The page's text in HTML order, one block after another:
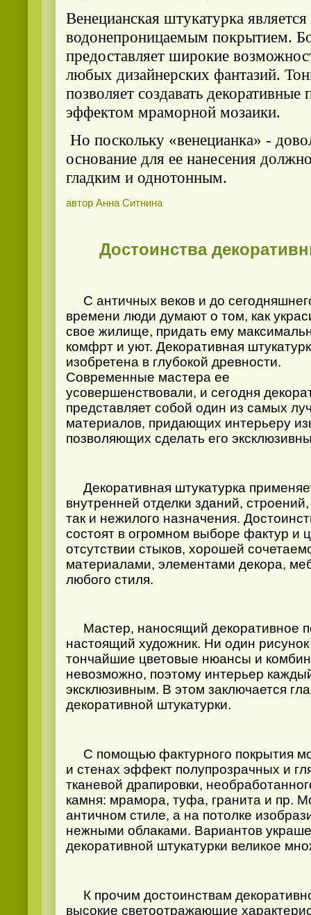
Венецианская штукатурка
водонепроницаемым покрытием.
предоставляет широкие
любых дизайнерских фантазий.
позволяет создавать
эффектом мраморной мозаики.
Но поскольку «венецианка» -
основание для ее нанесения
гладким и однотонным.
автор Анна Ситнина
Достоинства
С античных веков и до
времени люди думают о том, как
свое жилище, придать ему
комфрт и уют. Декоративная
изобретена в глубокой древности.
Современные мастера ее
усовершенствовали, и сегодня
представляет собой один из самых
материалов, придающих интерьеру
позволяющих сделать его
Декоративная штукатурка
внутренней отделки зданий,
так и нежилого назначения.
состоят в огромном выборе фактур и
отсутствии стыков, хорошей
материалами, элементами декора,
любого стиля.
Мастер, наносящий декоративное
настоящий художник. Ни один
тончайшие цветовые нюансы и
невозможно, поэтому интерьер
эксклюзивным. В этом заключается
декоративной штукатурки.
С помощью фактурного покрытия
и стенах эффект полупрозрачных и
тканевой драпировки,
камня: мрамора, туфа, гранита и пр.
античном стиле, а на потолке
нежными облаками. Вариантов
декоративной штукатурки великое
К прочим достоинствам
высокие светоотражающие